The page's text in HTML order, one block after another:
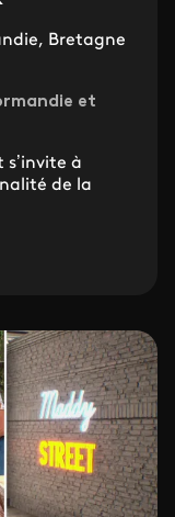
Bretagne
et
à
de la